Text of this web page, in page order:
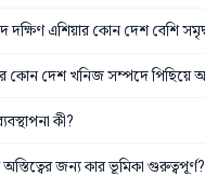
দক্ষিণ এশিয়ার কোন দেশ বেশি
কোন দেশ খনিজ সম্পদে পিছিয়ে
কী?
জন্য কার ভূমিকা গুরুত্বপূর্ণ?